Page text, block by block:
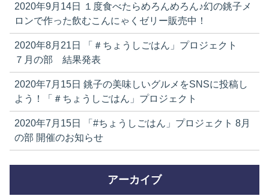
2020年9月14日
１度食べたらめろんめろん♪幻の銚子メ
ロンで作った飲むこんにゃくゼリー販売中！
2020年8月21日
「＃ちょうしごはん」プロジェクト
７月の部 結果発表
2020年7月15日 銚子の美味しいグルメをSNSに投稿し
よう！「＃ちょうしごはん」プロジェクト
2020年7月15日
「#ちょうしごはん」プロジェクト 8月
の部 開催のお知らせ
アーカイブ